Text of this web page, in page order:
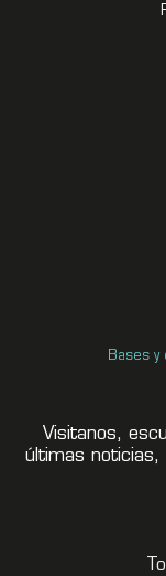
Bases
Visitanos,
últimas noticias,